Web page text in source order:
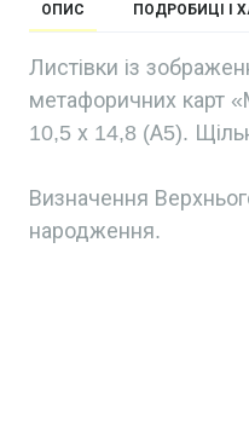
ОПИС ПОДРОБИЦІ І
Листівки із
метафоричних карт
10,5 х 14,8 (А5).
Визначення
народження.